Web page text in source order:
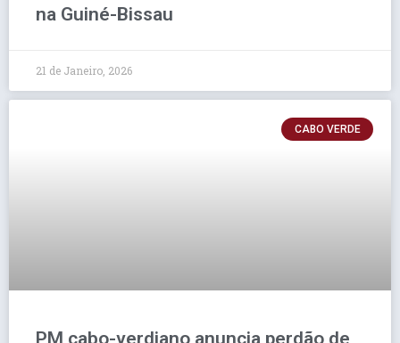
na Guiné-Bissau
21 de Janeiro, 2026
CABO VERDE
PM cabo-verdiano anuncia perdão de